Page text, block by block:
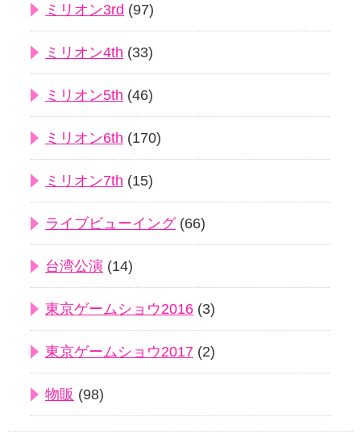
ミリオン3rd (97)
ミリオン4th (33)
ミリオン5th (46)
ミリオン6th (170)
ミリオン7th (15)
ライブビューイング(66)
台湾公演 (14)
東京ゲームショウ2016 (3)
東京ゲームショウ2017 (2)
物販 (98)